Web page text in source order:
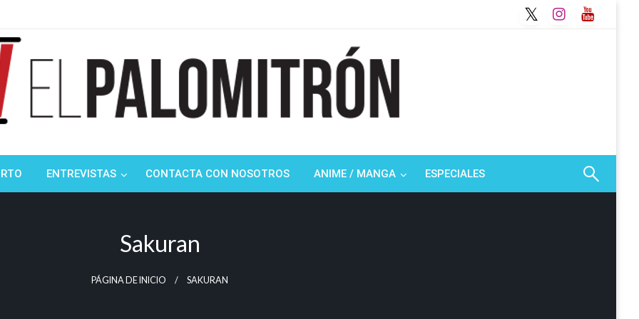
ENTREVISTAS CONTACTA CON NOSOTROS ANIME / MANGA ESPECIALES
Sakuran
PÁGINA DE INICIO SAKURAN